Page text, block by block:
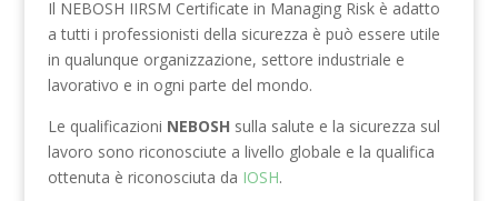
Il NEBOSH IIRSM Certificate in Managing Risk è adatto
a tutti i professionisti della sicurezza è può essere utile
in qualunque organizzazione, settore industriale e
lavorativo e in ogni parte del mondo.
Le qualificazioni NEBOSH sulla salute e la sicurezza sul
lavoro sono riconosciute a livello globale e la qualifica
ottenuta è riconosciuta da IOSH.